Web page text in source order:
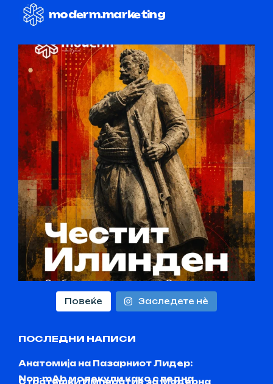
moderm.marketing
Повеќе Заследете нѐ
ПОСЛЕДНИ НАПИСИ
Анатомија на Пазарниот Лидер:
Стратешки Императив за Модерна
Non-mAb молекули како следна